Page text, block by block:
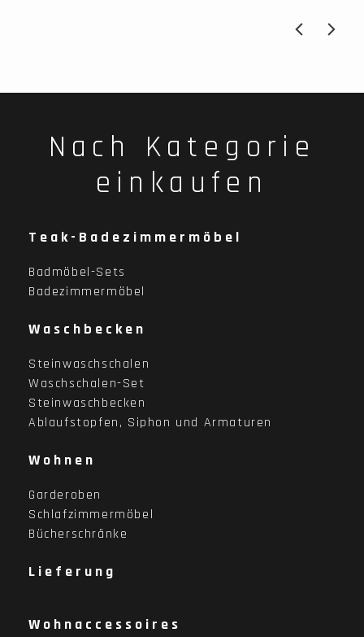
Nach Kategorie
einkaufen
Teak-Badezimmermöbel
Badmöbel-Sets
Badezimmermöbel
Waschbecken
Steinwaschschalen
Waschschalen-Set
Steinwaschbecken
Ablaufstopfen, Siphon und Armaturen
Wohnen
Garderoben
Schlafzimmermöbel
Bücherschränke
Lieferung
Wohnaccessoires